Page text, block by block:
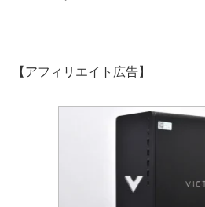
【アフィリエイト広告】